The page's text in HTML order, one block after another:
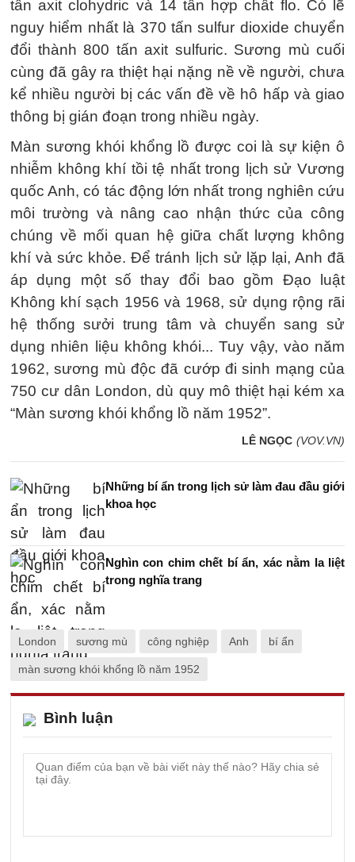
tấn axit clohydric và 14 tấn hợp chất flo. Có lẽ
nguy hiểm nhất là 370 tấn sulfur dioxide chuyển
đổi thành 800 tấn axit sulfuric. Sương mù cuối
cùng đã gây ra thiệt hại nặng nề về người, chưa
kể nhiều người bị các vấn đề về hô hấp và giao
thông bị gián đoạn trong nhiều ngày.
Màn sương khói khổng lồ được coi là sự kiện ô
nhiễm không khí tồi tệ nhất trong lịch sử Vương
quốc Anh, có tác động lớn nhất trong nghiên cứu
môi trường và nâng cao nhận thức của công
chúng về mối quan hệ giữa chất lượng không
khí và sức khỏe. Để tránh lịch sử lặp lại, Anh đã
áp dụng một số thay đổi bao gồm Đạo luật
Không khí sạch 1956 và 1968, sử dụng rộng rãi
hệ thống sưởi trung tâm và chuyển sang sử
dụng nhiên liệu không khói... Tuy vậy, vào năm
1962, sương mù độc đã cướp đi sinh mạng của
750 cư dân London, dù quy mô thiệt hại kém xa
“Màn sương khói khổng lồ năm 1952”.
LÊ NGỌC (VOV.VN)
Những bí ẩn trong lịch sử làm đau đầu giới
khoa học
Nghìn con chim chết bí ẩn, xác nằm la liệt
trong nghĩa trang
London sương mù công nghiệp Anh bí ẩn
màn sương khói khổng lồ năm 1952
Bình luận